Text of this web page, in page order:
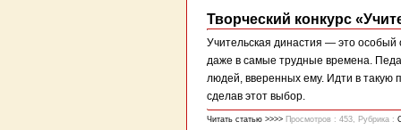
Творческий конкурс
Учительская династия — это особый
даже в самые трудные времена.
людей, вверенных ему. Идти в такую
сделав этот выбор.
Читать статью >>>> Просмотров : 453, Рубрика :